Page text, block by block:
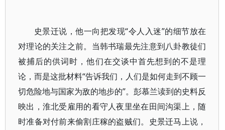
史景迁说，他一向把发现“令人入迷”的细节放在
对理论的关注之前。当韩书瑞最先注意到八卦教徒们
被捕后的供词时，他们在交谈中首先想到的不是理
论，而是这批材料“告诉我们，人们是如何走到不顾一
切危险地与国家为敌的地步的”。彭慕兰读到的史料反
映出，淮北受雇用的看守人夜里坐在田间沟渠上，随
时准备对付前来偷割庄稼的盗贼们。史景迁马上说，